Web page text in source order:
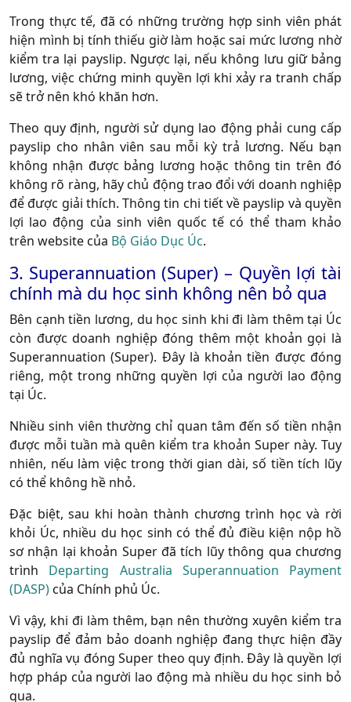
Trong thực tế, đã có những trường hợp sinh viên phát
hiện mình bị tính thiếu giờ làm hoặc sai mức lương nhờ
kiểm tra lại payslip. Ngược lại, nếu không lưu giữ bảng
lương, việc chứng minh quyền lợi khi xảy ra tranh chấp
sẽ trở nên khó khăn hơn.
Theo quy định, người sử dụng lao động phải cung cấp
payslip cho nhân viên sau mỗi kỳ trả lương. Nếu bạn
không nhận được bảng lương hoặc thông tin trên đó
không rõ ràng, hãy chủ động trao đổi với doanh nghiệp
để được giải thích. Thông tin chi tiết về payslip và quyền
lợi lao động của sinh viên quốc tế có thể tham khảo
trên website của Bộ Giáo Dục Úc.
3. Superannuation (Super) – Quyền lợi tài
chính mà du học sinh không nên bỏ qua
Bên cạnh tiền lương, du học sinh khi đi làm thêm tại Úc
còn được doanh nghiệp đóng thêm một khoản gọi là
Superannuation (Super). Đây là khoản tiền được đóng
riêng, một trong những quyền lợi của người lao động
tại Úc.
Nhiều sinh viên thường chỉ quan tâm đến số tiền nhận
được mỗi tuần mà quên kiểm tra khoản Super này. Tuy
nhiên, nếu làm việc trong thời gian dài, số tiền tích lũy
có thể không hề nhỏ.
Đặc biệt, sau khi hoàn thành chương trình học và rời
khỏi Úc, nhiều du học sinh có thể đủ điều kiện nộp hồ
sơ nhận lại khoản Super đã tích lũy thông qua chương
trình Departing Australia Superannuation Payment
(DASP)của Chính phủ Úc.
Vì vậy, khi đi làm thêm, bạn nên thường xuyên kiểm tra
payslip để đảm bảo doanh nghiệp đang thực hiện đầy
đủ nghĩa vụ đóng Super theo quy định. Đây là quyền lợi
hợp pháp của người lao động mà nhiều du học sinh bỏ
qua.